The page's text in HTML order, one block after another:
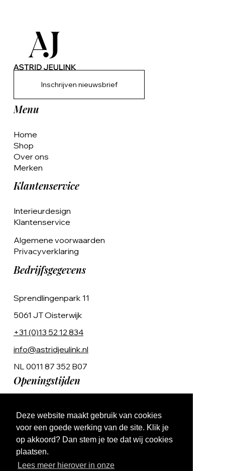
Deze website maakt gebruik van cookies
voor een goede werking van de site. Klik je
op akkoord? Dan stem je toe dat wij cookies
plaatsen.
Lees meer hierover in onze
Inschrijven nieuwsbrief
Menu
Home
Shop
Over ons
Merken
Klantenservice
Interieurdesign
Klantenservice
Algemene voorwaarden
Privacyverklaring
Bedrijfsgegevens
Sprendlingenpark 11
5061 JT Oisterwijk
+31 (0)13 52 12 834
info@astridjeulink.nl
NL 0011 87 352 B07
Openingstijden
Ma t/m Vr 9:00 - 17:00